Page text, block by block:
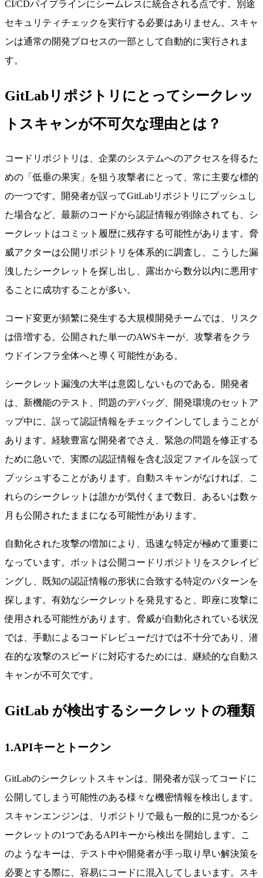
CI/CDパイプラインにシームレスに統合される点です。別途
セキュリティチェックを実行する必要はありません。スキャ
ンは通常の開発プロセスの一部として自動的に実行されま
す。
GitLabリポジトリにとってシークレッ
トスキャンが不可欠な理由とは？
コードリポジトリは、企業のシステムへのアクセスを得るた
めの「低垂の果実」を狙う攻撃者にとって、常に主要な標的
の一つです。開発者が誤ってGitLabリポジトリにプッシュし
た場合など、最新のコードから認証情報が削除されても、シ
ークレットはコミット履歴に残存する可能性があります。脅
威アクターは公開リポジトリを体系的に調査し、こうした漏
洩したシークレットを探し出し、露出から数分以内に悪用す
ることに成功することが多い。
コード変更が頻繁に発生する大規模開発チームでは、リスク
は倍増する。公開された単一のAWSキーが、攻撃者をクラ
ウドインフラ全体へと導く可能性がある。
シークレット漏洩の大半は意図しないものである。開発者
は、新機能のテスト、問題のデバッグ、開発環境のセットア
ップ中に、誤って認証情報をチェックインしてしまうことが
あります。経験豊富な開発者でさえ、緊急の問題を修正する
ために急いで、実際の認証情報を含む設定ファイルを誤って
プッシュすることがあります。自動スキャンがなければ、こ
れらのシークレットは誰かが気付くまで数日、あるいは数ヶ
月も公開されたままになる可能性があります。
自動化された攻撃の増加により、迅速な特定が極めて重要に
なっています。ボットは公開コードリポジトリをスクレイピ
ングし、既知の認証情報の形状に合致する特定のパターンを
探します。有効なシークレットを発見すると、即座に攻撃に
使用される可能性があります。脅威が自動化されている状況
では、手動によるコードレビューだけでは不十分であり、潜
在的な攻撃のスピードに対応するためには、継続的な自動ス
キャンが不可欠です。
GitLab が検出するシークレットの種類
1.APIキーとトークン
GitLabのシークレットスキャンは、開発者が誤ってコードに
公開してしまう可能性のある様々な機密情報を検出します。
スキャンエンジンは、リポジトリで最も一般的に見つかるシ
ークレットの1つであるAPIキーから検出を開始します。こ
のようなキーは、テスト中や開発者が手っ取り早い解決策を
必要とする際に、容易にコードに混入してしまいます。スキ